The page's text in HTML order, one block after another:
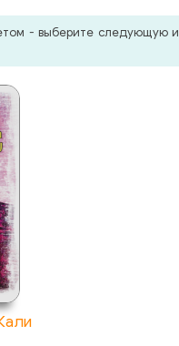
- выберите следующую и